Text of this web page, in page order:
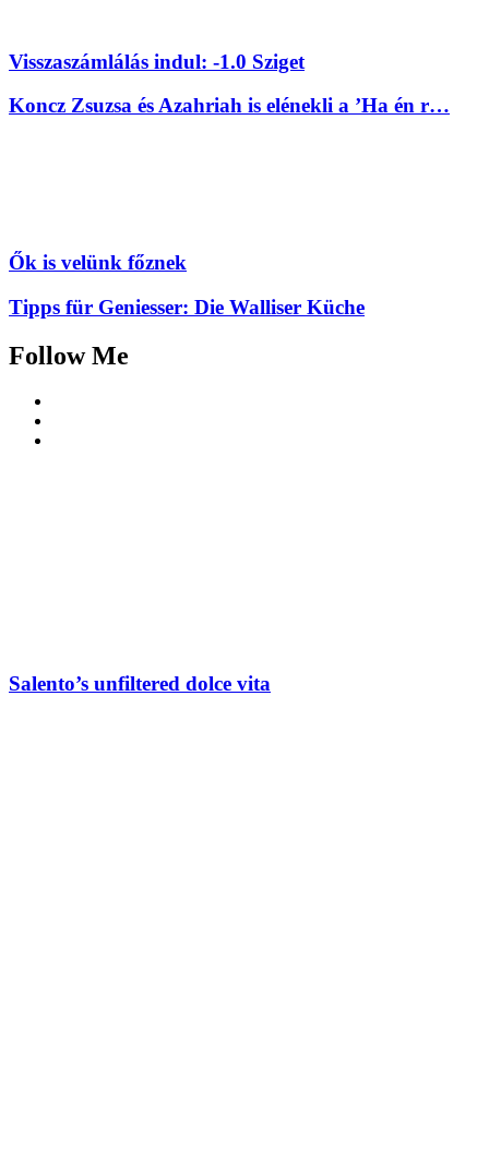
Visszaszámlálás indul: -1.0 Sziget
Koncz Zsuzsa és Azahriah is elénekli a ’Ha én r…
Ők is velünk főznek
Tipps für Geniesser: Die Walliser Küche
Follow Me
Salento’s unfiltered dolce vita